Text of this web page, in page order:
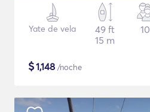
Yate de vela
49 ft
15 m
10
$1,148 /noche